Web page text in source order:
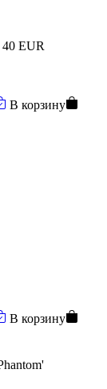
40 EUR
В корзину
В корзину